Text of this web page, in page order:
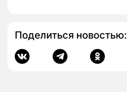
Поделиться новостью: